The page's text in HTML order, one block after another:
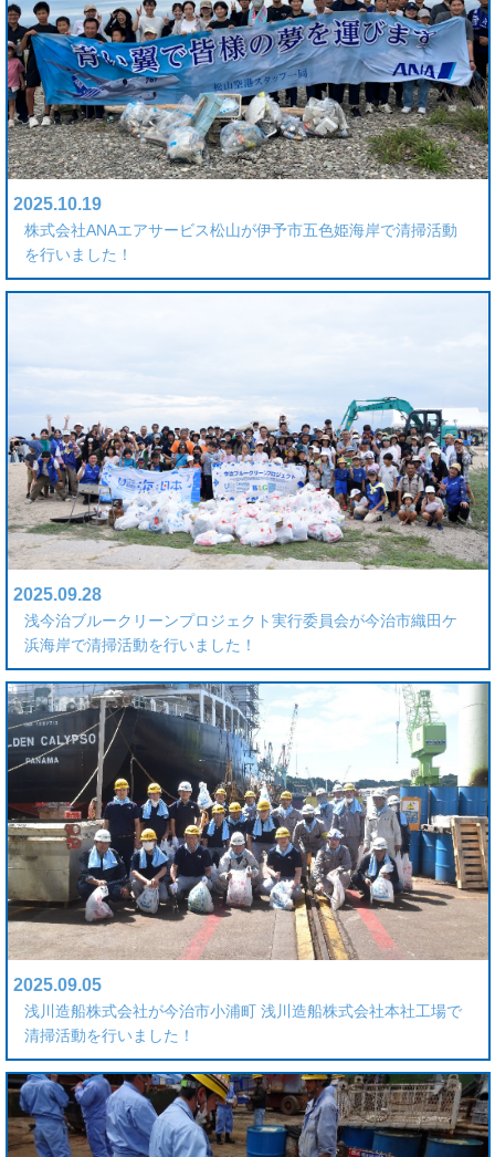
2025.10.19
株式会社ANAエアサービス松山が伊予市五色姫海岸で清掃活動
を行いました！
2025.09.28
浅今治ブルークリーンプロジェクト実行委員会が今治市織田ケ
浜海岸で清掃活動を行いました！
2025.09.05
浅川造船株式会社が今治市小浦町 浅川造船株式会社本社工場で
清掃活動を行いました！